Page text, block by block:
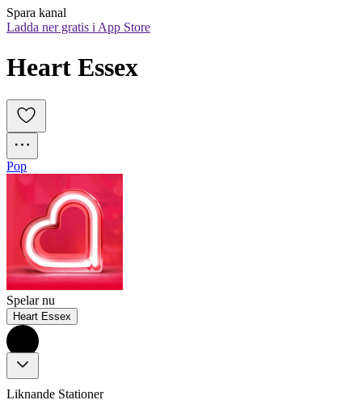
Spara kanal
Ladda ner gratis i App Store
Heart Essex
Pop
Spelar nu
Heart Essex
Liknande Stationer